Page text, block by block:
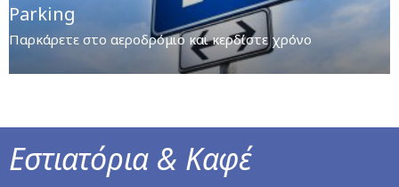
Parking
Παρκάρετε στο αεροδρόμιο και κερδίστε χρόνο
Εστιατόρια & Καφέ